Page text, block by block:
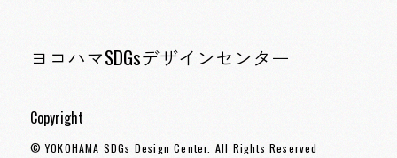
ヨコハマSDGsデザインセンター
Copyright
© YOKOHAMA SDGs Design Center. All Rights Reserved